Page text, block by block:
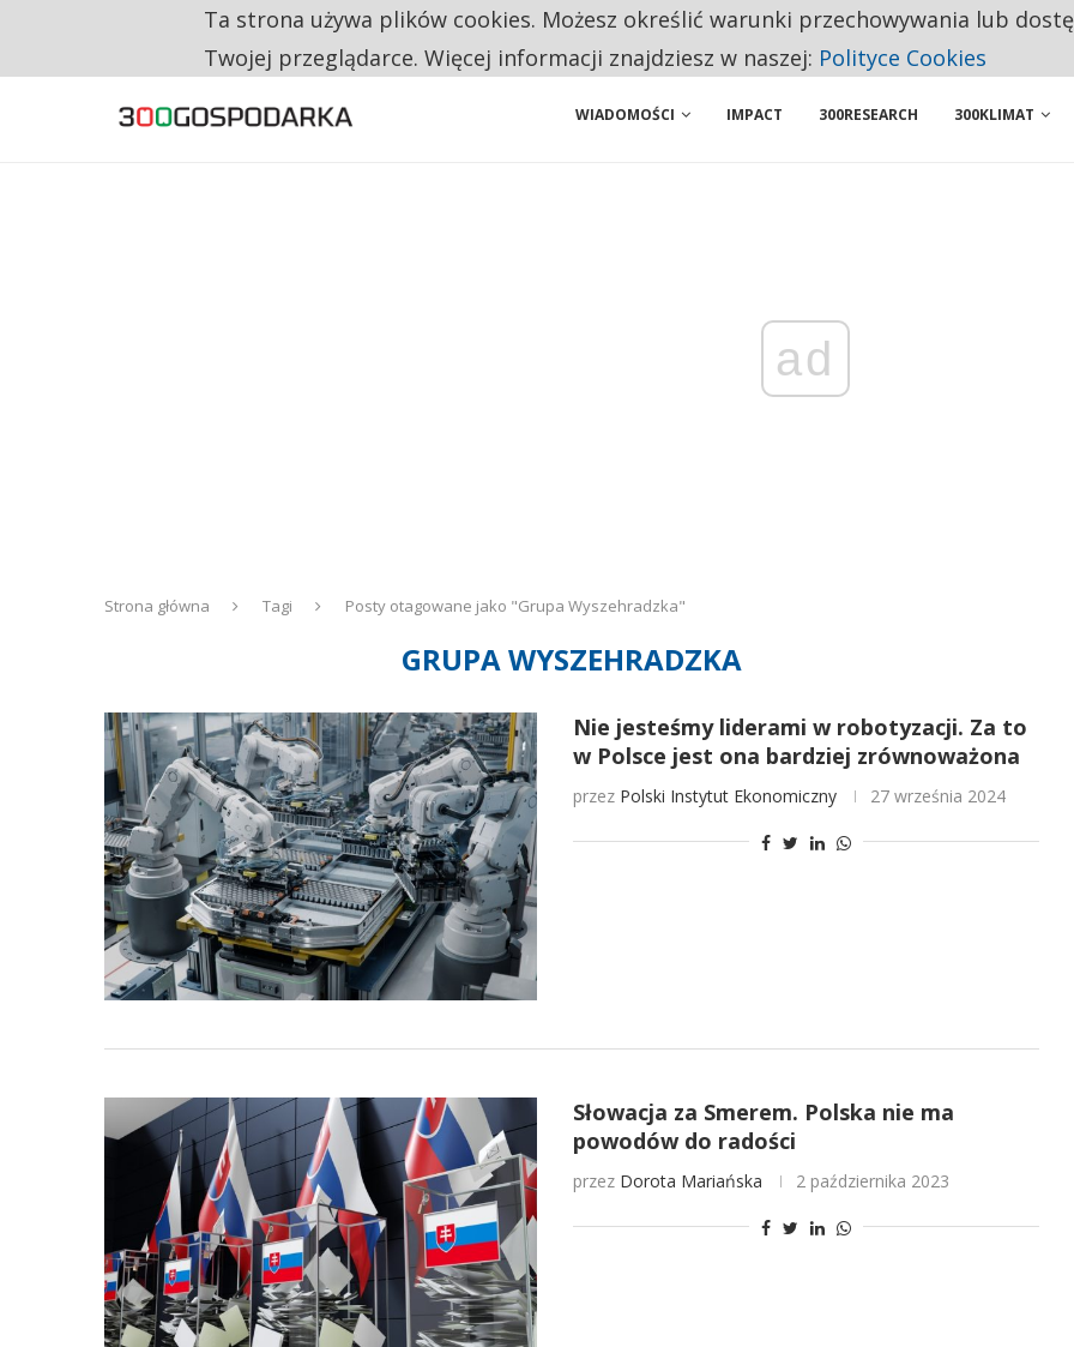
CO TRZECIĄ ZŁOTÓWKĘ Z EMERYTURY SENIORZY PRZEZNACZAJĄ NA PODSTAWOWE ZAKUPY
WIADOMOŚCI IMPACT 300RESEARCH 300KLIMAT
ad
Strona główna Tagi Posty otagowane jako "Grupa Wyszehradzka"
GRUPA WYSZEHRADZKA
Nie jesteśmy liderami w robotyzacji. Za to
w Polsce jest ona bardziej zrównoważona
przez Polski Instytut Ekonomiczny 27 września 2024
Słowacja za Smerem. Polska nie ma
powodów do radości
przez Dorota Mariańska 2 października 2023
Ta strona używa plików cookies. Możesz określić warunki przechowywania lub
Twojej przeglądarce. Więcej informacji znajdziesz w naszej: Polityce Cookies